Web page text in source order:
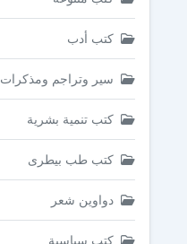
كتب أدب
سير وتراجم ومذكرات
كتب تنمية بشرية
كتب طب بيطرى
دواوين شعر
كتب سياسية